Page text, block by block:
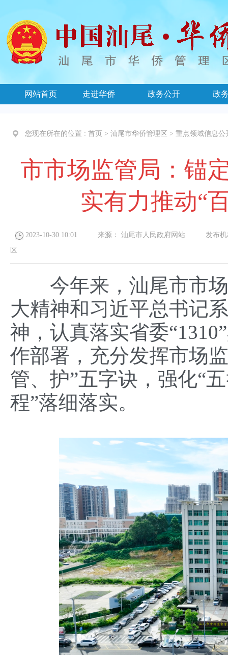
网站首页 走进华侨 政务公开 政
您现在所在的位置 : 首页 > 汕尾市华侨管理区 > 重点领域信息公
市市场监管局：锚
实有力推动“
2023-10-30 10:01 来源： 汕尾市人民政府网站 发布机
区
今年来，汕尾市市场
大精神和习近平总书记
神，认真落实省委
作部署，充分发挥市场
管、护”五字诀，强化“
程”落细落实。